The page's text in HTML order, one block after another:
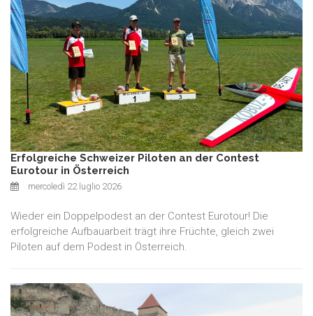
Erfolgreiche Schweizer Piloten an der Contest
Eurotour in Österreich
mercoledì 22 luglio 2026
Wieder ein Doppelpodest an der Contest Eurotour! Die
erfolgreiche Aufbauarbeit trägt ihre Früchte, gleich zwei
Piloten auf dem Podest in Österreich.